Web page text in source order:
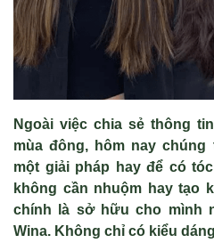
Ngoài việc chia sẻ thông
mùa đông, hôm nay
một giải pháp hay để có
không cần nhuộm hay tạo
chính là sở hữu cho mình
Wina. Không chỉ có kiểu